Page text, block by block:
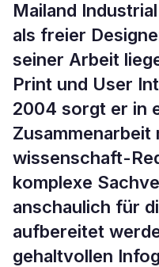
Mailand
als freier
seiner Arbeit
Print und User
2004 sorgt er in
Zusammenarbeit
wissenschaft-
komplexe
anschaulich für
aufbereitet
gehaltvollen